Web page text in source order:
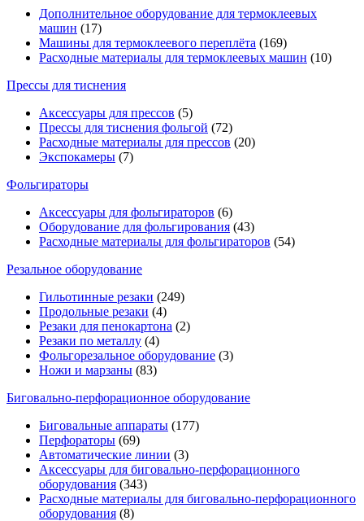
Дополнительное оборудование для термоклеевых
машин (17)
Машины для термоклеевого переплёта (169)
Расходные материалы для термоклеевых машин (10)
Прессы для тиснения
Аксессуары для прессов (5)
Прессы для тиснения фольгой (72)
Расходные материалы для прессов (20)
Экспокамеры (7)
Фольгираторы
Аксессуары для фольгираторов (6)
Оборудование для фольгирования (43)
Расходные материалы для фольгираторов (54)
Резальное оборудование
Гильотинные резаки (249)
Продольные резаки (4)
Резаки для пенокартона (2)
Резаки по металлу (4)
Фольгорезальное оборудование (3)
Ножи и марзаны (83)
Биговально-перфорационное оборудование
Биговальные аппараты (177)
Перфораторы (69)
Автоматические линии (3)
Аксессуары для биговально-перфорационного
оборудования (343)
Расходные материалы для биговально-перфорационного
оборудования (8)